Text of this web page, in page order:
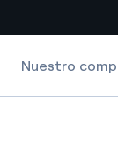
Nuestro